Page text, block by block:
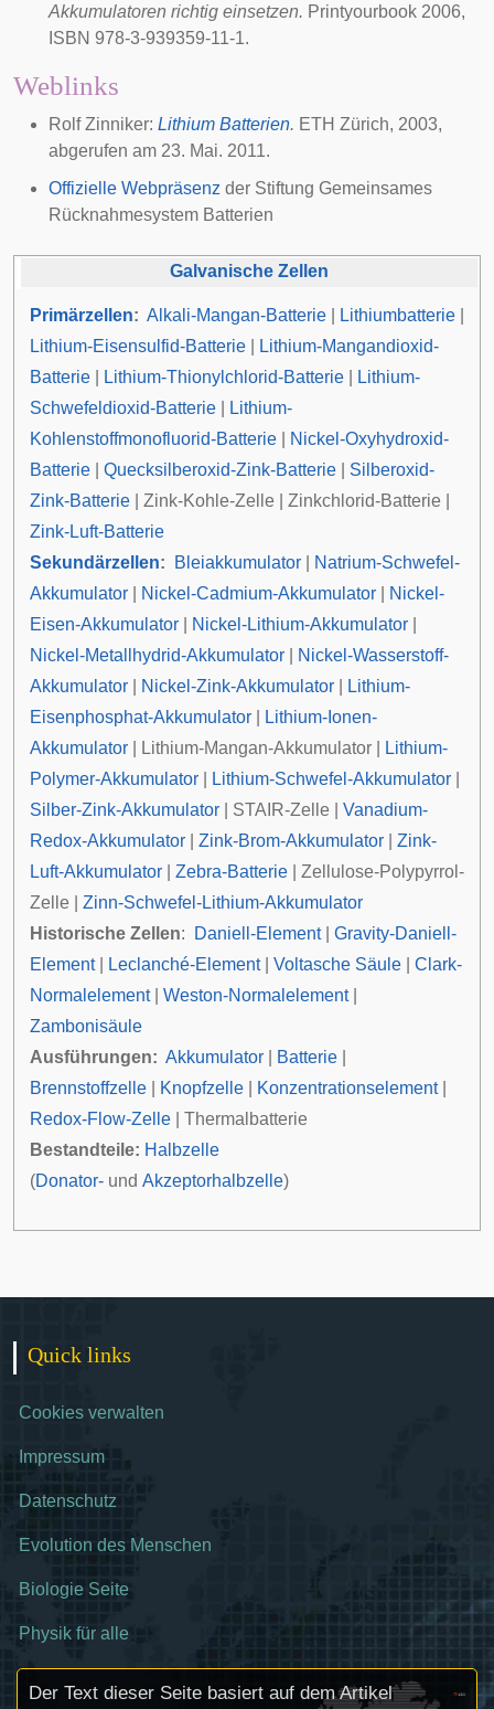
Akkumulatoren richtig einsetzen. Printyourbook 2006,
ISBN 978-3-939359-11-1.
Weblinks
Rolf Zinniker: Lithium Batterien. ETH Zürich, 2003,
abgerufen am 23. Mai. 2011.
Offizielle Webpräsenz der Stiftung Gemeinsames
Rücknahmesystem Batterien
Galvanische Zellen
Primärzellen: Alkali-Mangan-Batterie Lithiumbatterie
Lithium-Eisensulfid-Batterie
Lithium-Mangandioxid-
Batterie
Lithium-Thionylchlorid-Batterie
Lithium-
Schwefeldioxid-Batterie
Lithium-
Kohlenstoffmonofluorid-Batterie
Nickel-Oxyhydroxid-
Batterie
Quecksilberoxid-Zink-Batterie
Silberoxid-
Zink-Batterie
Zink-Kohle-Zelle Zinkchlorid-Batterie
Zink-Luft-Batterie
Sekundärzellen: Bleiakkumulator
Natrium-Schwefel-
Akkumulator
Nickel-Cadmium-Akkumulator
Nickel-
Eisen-Akkumulator
Nickel-Lithium-Akkumulator
Nickel-Metallhydrid-Akkumulator
Nickel-Wasserstoff-
Akkumulator
Nickel-Zink-Akkumulator
Lithium-
Eisenphosphat-Akkumulator
Lithium-Ionen-
Akkumulator
Lithium-Mangan-Akkumulator
Lithium-
Polymer-Akkumulator
Lithium-Schwefel-Akkumulator
Silber-Zink-Akkumulator
STAIR-Zelle
Vanadium-
Redox-Akkumulator
Zink-Brom-Akkumulator
Zink-
Luft-Akkumulator
Zebra-Batterie
Zellulose-Polypyrrol-
Zelle
Zinn-Schwefel-Lithium-Akkumulator
Historische Zellen: Daniell-Element| Gravity-Daniell-
Element| Leclanché-Element| Voltasche Säule
Clark-
Normalelement| Weston-Normalelement|
Zambonisäule
Ausführungen: Akkumulator Batterie
Brennstoffzelle
Knopfzelle Konzentrationselement|
Redox-Flow-Zelle
Thermalbatterie
Bestandteile: Halbzelle
(Donator- und Akzeptorhalbzelle)
Quick links
Cookies verwalten
Impressum
Datenschutz
Evolution des Menschen
Biologie Seite
Physik für alle
Der Text dieser Seite basiert auf dem Artikel